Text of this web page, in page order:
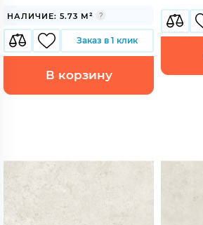
НАЛИЧИЕ: 5.73 М²
Заказ в 1 клик
В корзину